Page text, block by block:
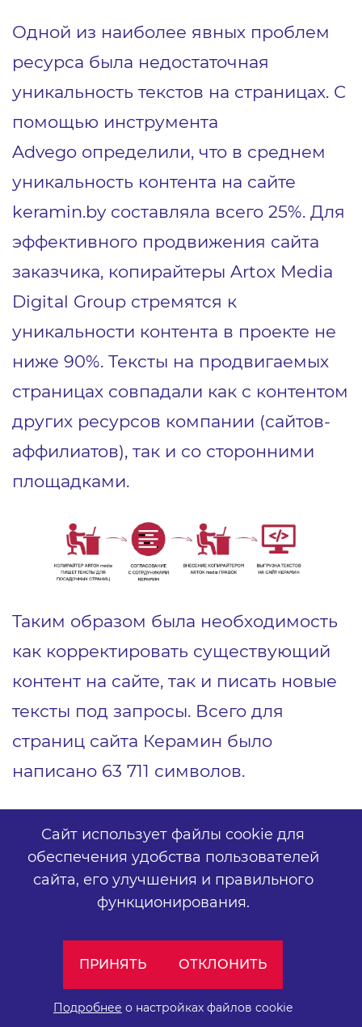
Одной из наиболее явных проблем
ресурса была недостаточная
уникальность текстов на страницах. С
помощью инструмента
Advego определили, что в среднем
уникальность контента на сайте
keramin.by составляла всего 25%. Для
эффективного продвижения сайта
заказчика, копирайтеры Artox Media
Digital Group стремятся к
уникальности контента в проекте не
ниже 90%. Тексты на продвигаемых
страницах совпадали как с контентом
других ресурсов компании (сайтов-
аффилиатов), так и со сторонними
площадками.
Таким образом была необходимость
как корректировать существующий
контент на сайте, так и писать новые
тексты под запросы. Всего для
страниц сайта Керамин было
написано 63 711 символов.
2 ЭТАП
На втором этапе работы с сайтом
технические специалисты Керамин
доработки на сайт с учетом
рекомендаций после аудита. Также
активно велась работа по
Сайт использует файлы cookie для
обеспечения удобства пользователей
сайта, его улучшения и правильного
функционирования.
ПРИНЯТЬ ОТКЛОНИТЬ
Подробнее о настройках файлов cookie